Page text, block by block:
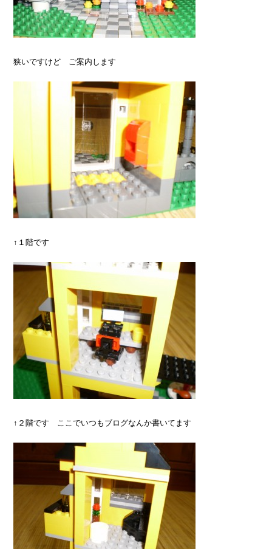
狭いですけど ご案内します
↑１階です
↑２階です ここでいつもブログなんか書いてます